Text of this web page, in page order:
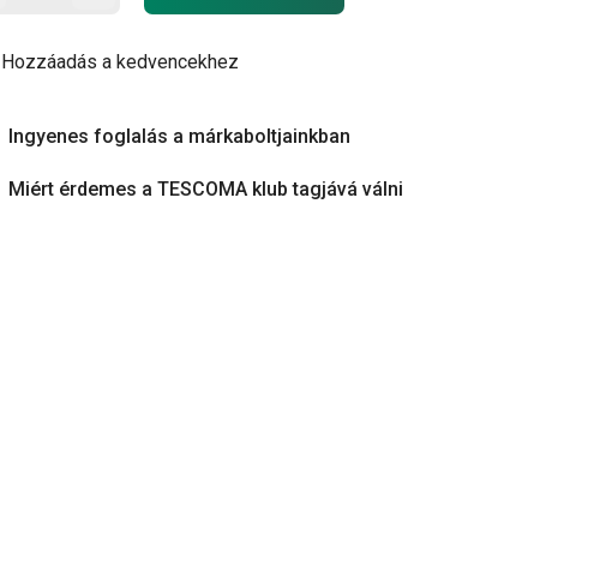
Hozzáadás a kedvencekhez
Ingyenes foglalás a márkaboltjainkban
Miért érdemes a TESCOMA klub tagjává válni